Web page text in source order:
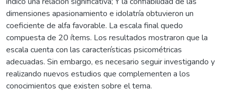
dimensiones apasionamiento e idolatría obtuvieron un
coeficiente de alfa favorable. La escala final quedo
compuesta de 20 ítems. Los resultados mostraron que la
escala cuenta con las características psicométricas
adecuadas. Sin embargo, es necesario seguir investigando y
realizando nuevos estudios que complementen a los
conocimientos que existen sobre el tema.